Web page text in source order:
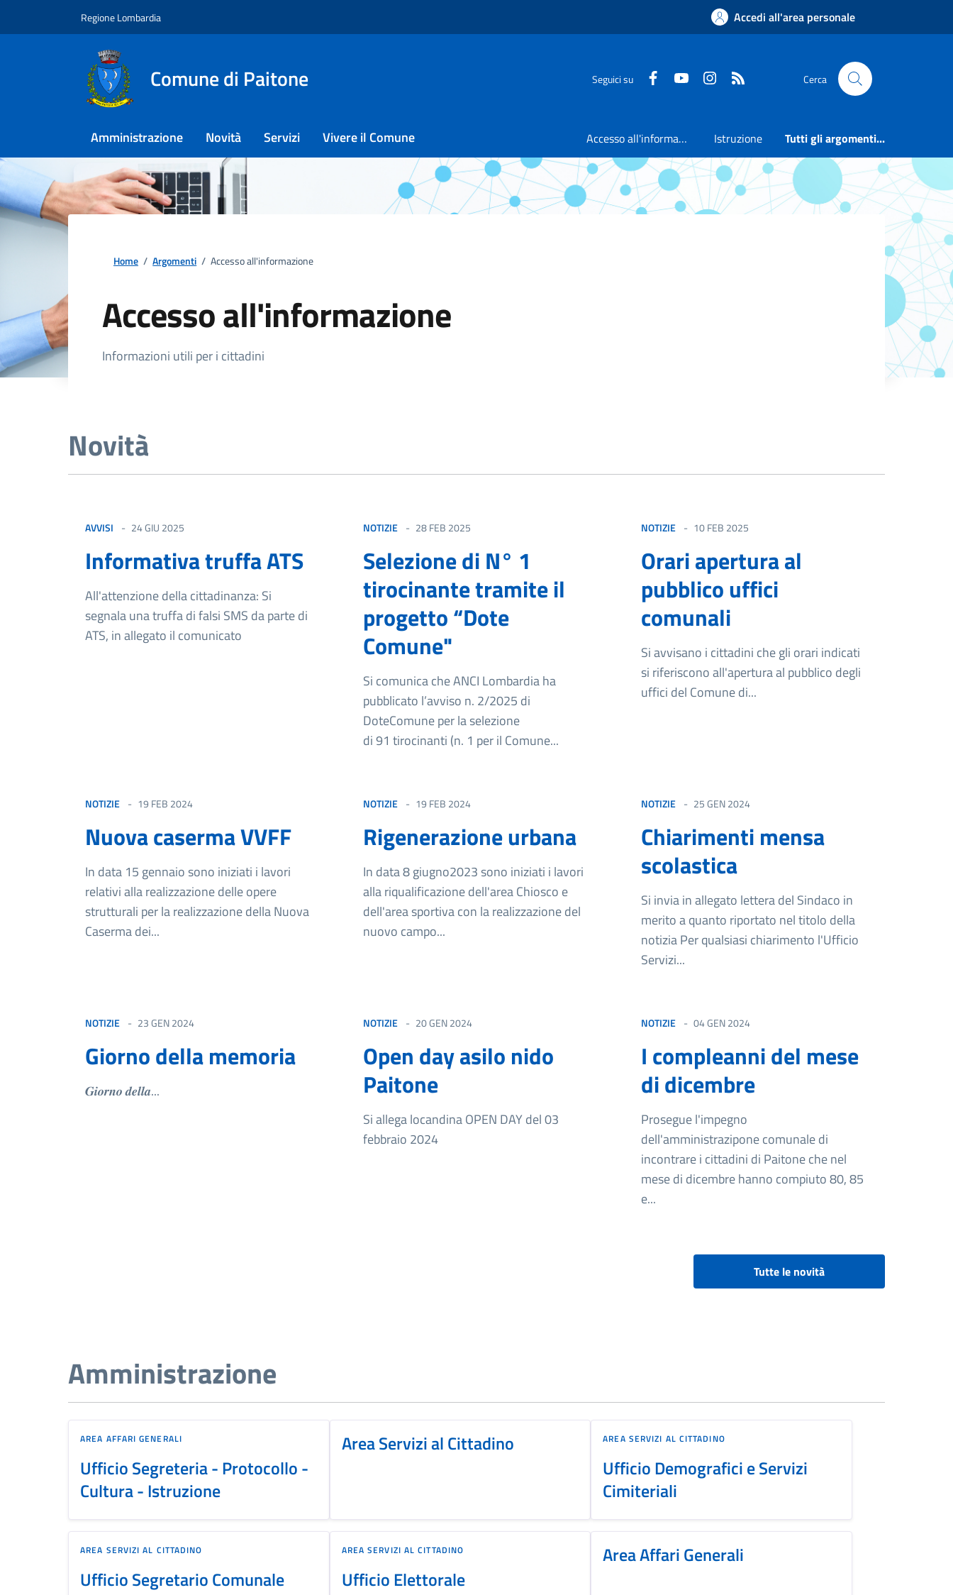
Regione Lombardia Accedi all'area personale
Comune di Paitone Seguici su FaceboookYoutubeInstagram Cerca
Amministrazione Novità Servizi Vivere il Comune Accesso all'informazione Istruzione Tutti gli argomenti...
Home / Argomenti / Accesso all'informazione
Accesso all'informazione
Dettagli della notizia
Informazioni utili per i cittadini
Novità
AVVISI 24 GIU 2025
Informativa truffa ATS
All'attenzione della cittadinanza: Si
segnala una truffa di falsi SMS da parte di
ATS, in allegato il comunicato
NOTIZIE 28 FEB 2025
Selezione di N° 1
tirocinante tramite il
progetto “Dote
Comune"
Si comunica che ANCI Lombardia ha
pubblicato l’avviso n. 2/2025 di
DoteComune per la selezione
di 91 tirocinanti (n. 1 per il Comune...
NOTIZIE 10 FEB 2025
Orari apertura al
pubblico uffici
comunali
Si avvisano i cittadini che gli orari indicati
si riferiscono all'apertura al pubblico degli
uffici del Comune di...
NOTIZIE 19 FEB 2024
Nuova caserma VVFF
In data 15 gennaio sono iniziati i lavori
relativi alla realizzazione delle opere
strutturali per la realizzazione della Nuova
Caserma dei...
NOTIZIE 19 FEB 2024
Rigenerazione urbana
In data 8 giugno2023 sono iniziati i lavori
alla riqualificazione dell'area Chiosco e
dell'area sportiva con la realizzazione del
nuovo campo...
NOTIZIE 25 GEN 2024
Chiarimenti mensa
scolastica
Si invia in allegato lettera del Sindaco in
merito a quanto riportato nel titolo della
notizia Per qualsiasi chiarimento l'Ufficio
Servizi...
NOTIZIE 23 GEN 2024
Giorno della memoria
𝑮𝒊𝒐𝒓𝒏𝒐 𝒅𝒆𝒍𝒍𝒂...
NOTIZIE 20 GEN 2024
Open day asilo nido
Paitone
Si allega locandina OPEN DAY del 03
febbraio 2024
NOTIZIE 04 GEN 2024
I compleanni del mese
di dicembre
Prosegue l'impegno
dell'amministrazipone comunale di
incontrare i cittadini di Paitone che nel
mese di dicembre hanno compiuto 80, 85
e...
Tutte le novità
Amministrazione
AREA AFFARI GENERALI
Ufficio Segreteria - Protocollo -
Cultura - Istruzione
Area Servizi al Cittadino AREA SERVIZI AL CITTADINO
Ufficio Demografici e Servizi
Cimiteriali
AREA SERVIZI AL CITTADINO
Ufficio Segretario Comunale
AREA SERVIZI AL CITTADINO
Ufficio Elettorale
Area Affari Generali